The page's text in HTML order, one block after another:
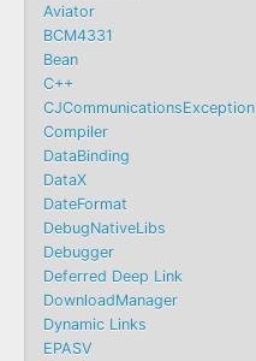
Aviator
BCM4331
Bean
C++
CJCommunicationsException
Compiler
DataBinding
DataX
DateFormat
DebugNativeLibs
Debugger
Deferred Deep Link
DownloadManager
Dynamic Links
EPASV